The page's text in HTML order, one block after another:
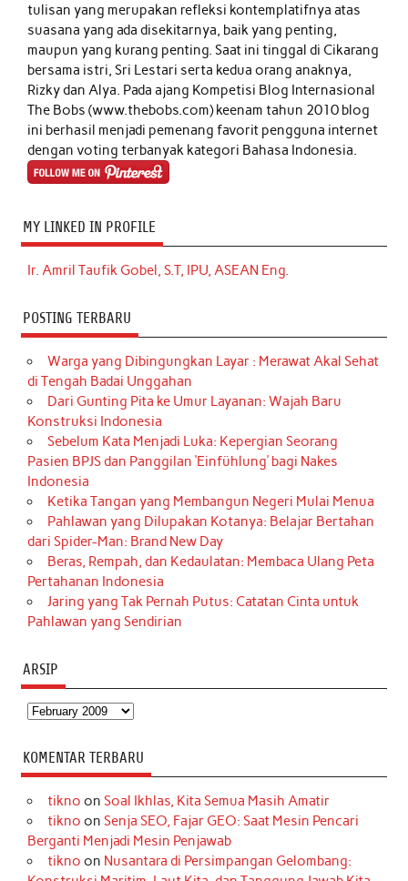
tulisan yang merupakan refleksi kontemplatifnya atas
suasana yang ada disekitarnya, baik yang penting,
maupun yang kurang penting. Saat ini tinggal di Cikarang
bersama istri, Sri Lestari serta kedua orang anaknya,
Rizky dan Alya. Pada ajang Kompetisi Blog Internasional
The Bobs (www.thebobs.com) keenam tahun 2010 blog
ini berhasil menjadi pemenang favorit pengguna internet
dengan voting terbanyak kategori Bahasa Indonesia.
MY LINKED IN PROFILE
Ir. Amril Taufik Gobel, S.T, IPU, ASEAN Eng.
POSTING TERBARU
Warga yang Dibingungkan Layar : Merawat Akal Sehat
di Tengah Badai Unggahan
Dari Gunting Pita ke Umur Layanan: Wajah Baru
Konstruksi Indonesia
Sebelum Kata Menjadi Luka: Kepergian Seorang
Pasien BPJS dan Panggilan ‘Einfühlung’ bagi Nakes
Indonesia
Ketika Tangan yang Membangun Negeri Mulai Menua
Pahlawan yang Dilupakan Kotanya: Belajar Bertahan
dari Spider-Man: Brand New Day
Beras, Rempah, dan Kedaulatan: Membaca Ulang Peta
Pertahanan Indonesia
Jaring yang Tak Pernah Putus: Catatan Cinta untuk
Pahlawan yang Sendirian
ARSIP
Arsip
KOMENTAR TERBARU
tikno on Soal Ikhlas, Kita Semua Masih Amatir
tikno on Senja SEO, Fajar GEO: Saat Mesin Pencari
Berganti Menjadi Mesin Penjawab
tikno on Nusantara di Persimpangan Gelombang: